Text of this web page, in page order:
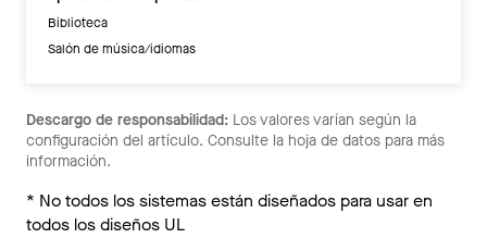
Biblioteca
Salón de música/idiomas
Descargo de responsabilidad: Los valores varían según la
configuración del artículo. Consulte la hoja de datos para más
información.
* No todos los sistemas están diseñados para usar en
todos los diseños UL